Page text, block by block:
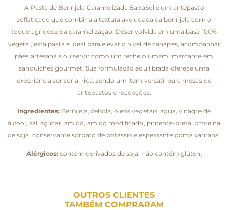
A Pasta de Berinjela Caramelizada BabaSol é um antepasto
sofisticado que combina a textura aveludada da berinjela com o
toque agridoce da caramelização. Desenvolvida em uma base 100%
vegetal, esta pasta é ideal para elevar o nível de canapés, acompanhar
pães artesanais ou servir como um recheio umami marcante em
sanduíches gourmet. Sua formulação equilibrada oferece uma
experiência sensorial rica, sendo um item versátil para mesas de
antepastos e recepções.
Ingredientes: Berinjela, cebola, óleos vegetais, água, vinagre de
álcool, sal, açúcar, amido, amido modificado, pimenta-preta, proteína
de soja, conservante sorbato de potássio e espessante goma xantana.
Alérgicos:contém derivados de soja. não contém glúten.
OUTROS CLIENTES
TAMBÉM COMPRARAM